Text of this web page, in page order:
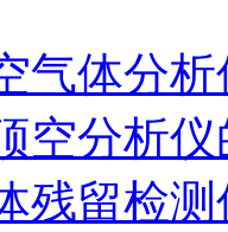
气体分
空分析
残留检